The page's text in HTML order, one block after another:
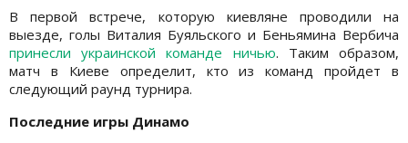
В первой встрече, которую киевляне проводили на
выезде, голы Виталия Буяльского и Беньямина Вербича
принесли украинской команде ничью. Таким образом,
матч в Киеве определит, кто из команд пройдет в
следующий раунд турнира.
Последние игры Динамо